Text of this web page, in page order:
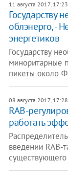
11 августа 2017, 17:23
Государству
облэнерго, -
энергетиков
Государству
миноритарные
пикеты около
08 августа 2017, 17:28
RAB-
работать
введении RAB-